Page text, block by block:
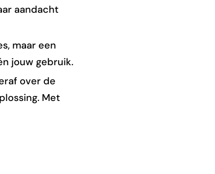
aandacht
maar een
jouw gebruik.
over de
Met